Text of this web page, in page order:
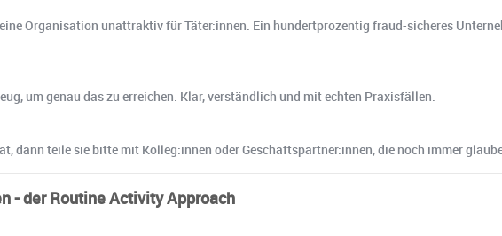
Organisation unattraktiv für Täter:innen. Ein hundertprozentig fraud-sicheres
um genau das zu erreichen. Klar, verständlich und mit echten Praxisfällen.
dann teile sie bitte mit Kolleg:innen oder Geschäftspartner:innen, die noch immer
- der Routine Activity Approach